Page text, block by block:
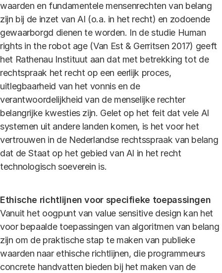
waarden en fundamentele mensenrechten van belang
zijn bij de inzet van AI (o.a. in het recht) en zodoende
gewaarborgd dienen te worden. In de studie Human
rights in the robot age (Van Est & Gerritsen 2017) geeft
het Rathenau Instituut aan dat met betrekking tot de
rechtspraak het recht op een eerlijk proces,
uitlegbaarheid van het vonnis en de
verantwoordelijkheid van de menselijke rechter
belangrijke kwesties zijn. Gelet op het feit dat vele AI
systemen uit andere landen komen, is het voor het
vertrouwen in de Nederlandse rechtsspraak van belang
dat de Staat op het gebied van AI in het recht
technologisch soeverein is.
Ethische richtlijnen voor specifieke toepassingen
Vanuit het oogpunt van value sensitive design kan het
voor bepaalde toepassingen van algoritmen van belang
zijn om de praktische stap te maken van publieke
waarden naar ethische richtlijnen, die programmeurs
concrete handvatten bieden bij het maken van de